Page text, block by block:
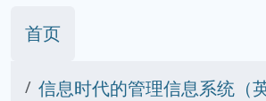
首页
信息时代的管理信息系统（